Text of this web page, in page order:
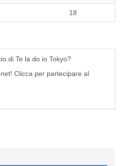
18
di Te la do io Tokyo?
Clicca per partecipare al